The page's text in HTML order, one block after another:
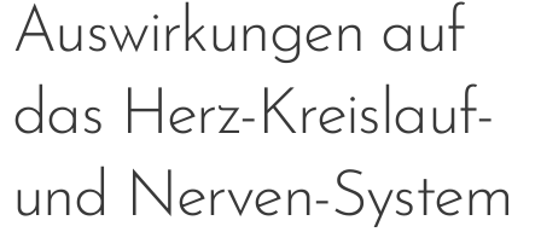
Auswirkungen auf
das Herz-Kreislauf-
und Nerven-System